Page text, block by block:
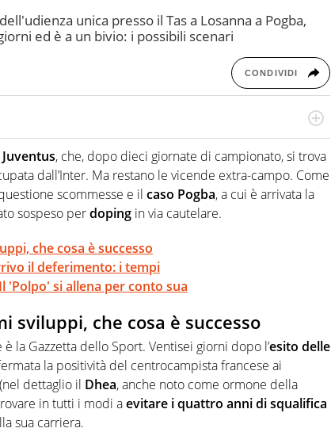
unica presso il Tas a Losanna a Pogba,
ed è a un bivio: i possibili scenari
CONDIVIDI
campo per vivere ogni evento in tutte le sue sfaccettature.
e per la sfera di cuoio. Il pallone è una cosa serissima,
Juventus, che, dopo dieci giornate di campionato, si trova
dall’Inter. Ma restano le vicende extra-campo. Come
scommesse e il caso Pogba, a cui è arrivata la
sospeso perdoping in via cautelare.
che cosa è successo
il deferimento: i tempi
'Polpo' si allena per conto sua
sviluppi, che cosa è successo
la Gazzetta dello Sport. Ventisei giorni dopo l’esito delle
la positività del centrocampista francese ai
(nel dettaglio il Dhea, anche noto come ormone della
in tutti i modi aevitare i quattro anni di squalifica
sua carriera.